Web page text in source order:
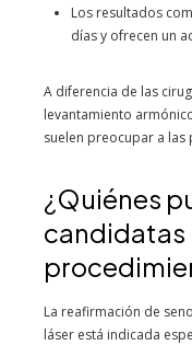
Los resultados
días y ofrecen un
A diferencia de las
levantamiento
suelen preocupar a las
¿Quiénes
candidatas
La reafirmación de
láser está indicada